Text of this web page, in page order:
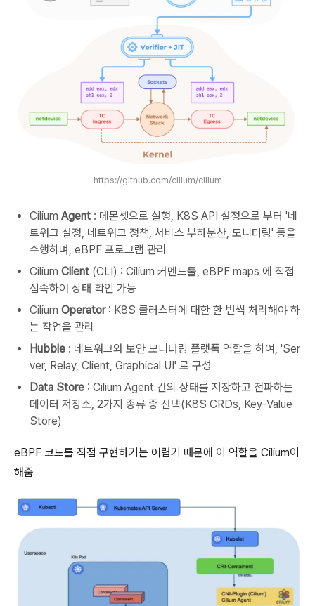
https://github.com/cilium/cilium
Cilium Agent : 데몬셋으로 실행, K8S API 설정으로 부터 '네
트워크 설정, 네트워크 정책, 서비스 부하분산, 모니터링' 등을
수행하며, eBPF 프로그램 관리
Cilium Client (CLI) : Cilium 커멘드툴, eBPF maps 에 직접
접속하여 상태 확인 가능
Cilium Operator: K8S 클러스터에 대한 한 번씩 처리해야 하
는 작업을 관리
Hubble : 네트워크와 보안 모니터링 플랫폼 역할을 하여, 'Ser
ver, Relay, Client, Graphical UI' 로 구성
Data Store : Cilium Agent 간의 상태를 저장하고 전파하는
데이터 저장소, 2가지 종류 중 선택(K8S CRDs, Key-Value
Store)
eBPF 코드를 직접 구현하기는 어렵기 때문에 이 역할을 Cilium이
해줌